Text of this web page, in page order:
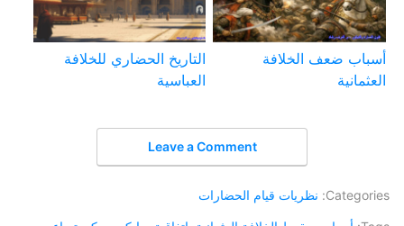
أسباب ضعف الخلافة
العثمانية
التاريخ الحضاري للخلافة
العباسية
Leave a Comment
Categories: نظريات قيام الحضارات